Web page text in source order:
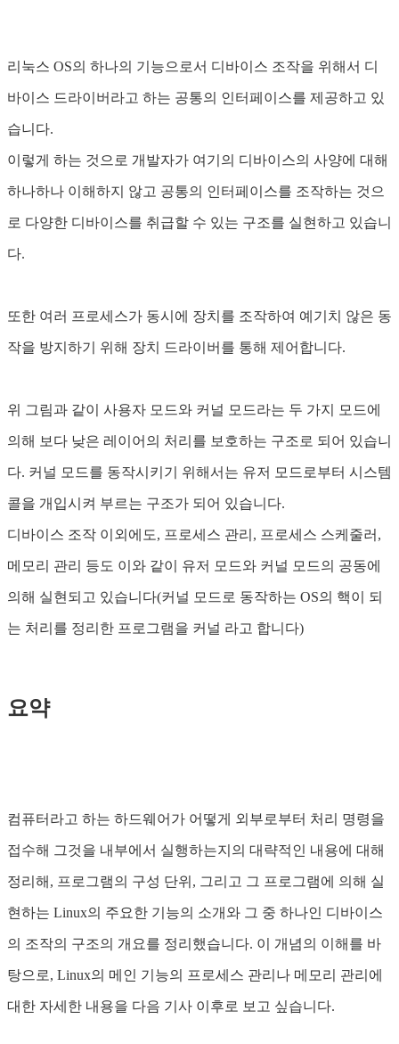
리눅스 OS의 하나의 기능으로서 디바이스 조작을 위해서 디
바이스 드라이버라고 하는 공통의 인터페이스를 제공하고 있
습니다.
이렇게 하는 것으로 개발자가 여기의 디바이스의 사양에 대해
하나하나 이해하지 않고 공통의 인터페이스를 조작하는 것으
로 다양한 디바이스를 취급할 수 있는 구조를 실현하고 있습니
다.
또한 여러 프로세스가 동시에 장치를 조작하여 예기치 않은 동
작을 방지하기 위해 장치 드라이버를 통해 제어합니다.
위 그림과 같이 사용자 모드와 커널 모드라는 두 가지 모드에
의해 보다 낮은 레이어의 처리를 보호하는 구조로 되어 있습니
다. 커널 모드를 동작시키기 위해서는 유저 모드로부터 시스템
콜을 개입시켜 부르는 구조가 되어 있습니다.
디바이스 조작 이외에도, 프로세스 관리, 프로세스 스케줄러,
메모리 관리 등도 이와 같이 유저 모드와 커널 모드의 공동에
의해 실현되고 있습니다(커널 모드로 동작하는 OS의 핵이 되
는 처리를 정리한 프로그램을 커널 라고 합니다)
요약
컴퓨터라고 하는 하드웨어가 어떻게 외부로부터 처리 명령을
접수해 그것을 내부에서 실행하는지의 대략적인 내용에 대해
정리해, 프로그램의 구성 단위, 그리고 그 프로그램에 의해 실
현하는 Linux의 주요한 기능의 소개와 그 중 하나인 디바이스
의 조작의 구조의 개요를 정리했습니다. 이 개념의 이해를 바
탕으로, Linux의 메인 기능의 프로세스 관리나 메모리 관리에
대한 자세한 내용을 다음 기사 이후로 보고 싶습니다.